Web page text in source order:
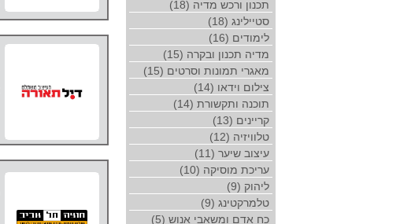
תכנון ורכש מדיה (18)
סטיילינג (18)
לימודים (16)
מדיה תכנון ובקרה (15)
מאגרי תמונות וסרטים (15)
צילום וידאו (14)
תוכנה ותקשורת (14)
קריינים (13)
טלוויזיה (12)
עיצוב שיער (11)
עריכת מוסיקה (10)
ליהוק (9)
טלמרקטינג (9)
כח אדם ומשאבי אנוש (5)